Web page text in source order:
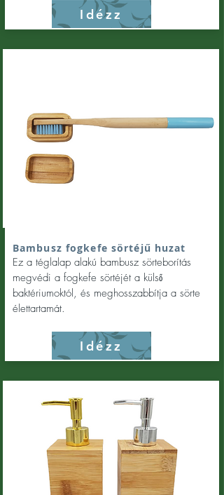
Idézz
Bambusz fogkefe sörtéjű huzat
Ez a téglalap alakú bambusz sörteborítás
megvédi a fogkefe sörtéjét a külső
baktériumoktól, és meghosszabbítja a sörte
élettartamát.
Idézz